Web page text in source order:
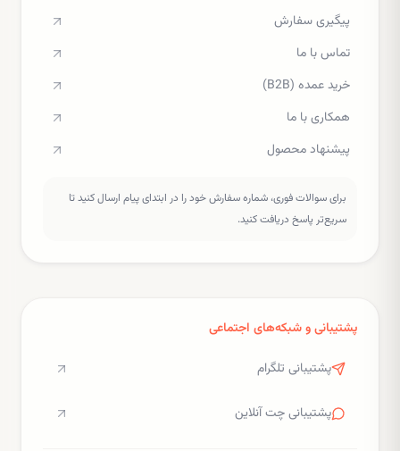
پیگیری سفارش
تماس با ما
خرید عمده (B2B)
همکاری با ما
پیشنهاد محصول
برای سوالات فوری، شماره سفارش خود را در ابتدای پیام ارسال کنید تا
سریع‌تر پاسخ دریافت کنید.
پشتیبانی و شبکه‌های اجتماعی
پشتیبانی تلگرام
پشتیبانی چت آنلاین